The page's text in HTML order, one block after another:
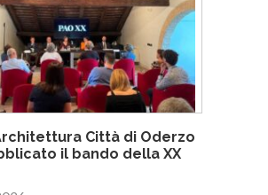
Città di Oderzo
il bando della XX